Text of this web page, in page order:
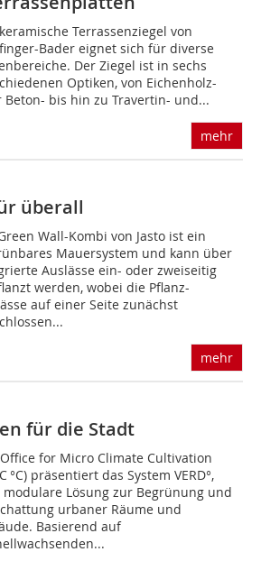
Terrassenziegel von
Bader eignet sich für diverse
Der Ziegel ist in sechs
Optiken, von Eichenholz-
Beton- bis hin zu Travertin- und...
mehr
überall
Wall-Kombi von Jasto ist ein
Mauersystem und kann über
Auslässe ein- oder zweiseitig
werden, wobei die Pflanz-
auf einer Seite zunächst
mehr
für die Stadt
for Micro Climate Cultivation
°C) präsentiert das System VERD°,
modulare Lösung zur Begrünung und
urbaner Räume und
Basierend auf